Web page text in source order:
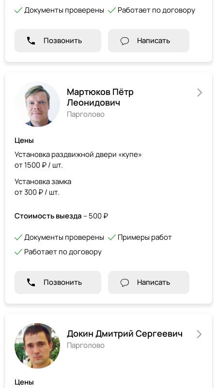
Документы проверены Работает по договору
Позвонить Написать
Мартюков Пётр
Леонидович
Парголово
Цены
Установка раздвижной двери «купе»
от 1500 ₽ / шт.
Установка замка
от 300 ₽ / шт.
Стоимость выезда – 500 ₽
Документы проверены
Примеры работ
Работает по договору
Позвонить Написать
Докин Дмитрий Сергеевич
Парголово
Цены